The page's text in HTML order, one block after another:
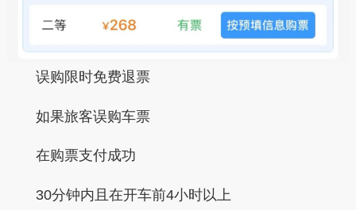
误购限时免费退票
如果旅客误购车票
在购票支付成功
30分钟内且在开车前4小时以上